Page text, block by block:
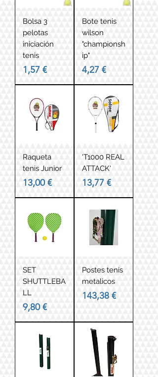
Bolsa 3
pelotas
iniciación
tenis
Precio
1,57 €
Bote tenis
wilson
"championsh
ip"
Precio
4,27 €
Raqueta
tenis Junior
Precio
13,00 €
'T1000 REAL
ATTACK'
Precio
13,77 €
SET
SHUTTLEBA
LL
Precio
9,80 €
Postes tenis
metalicos
Precio
143,38 €